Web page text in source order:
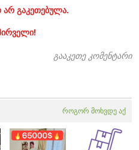
არ გაკეთებულა.
გააკეთე კომენტარი
როგორ მოხვდე აქ